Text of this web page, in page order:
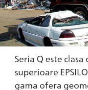
Seria Q este
superioare
gama ofera